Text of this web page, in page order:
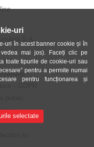
uri
uri în acest banner cookie și în
mai jos). Faceți clic pe
toate tipurile de cookie-uri sau
pentru a permite numai
pentru funcționarea și
selectate
- GDPR
public